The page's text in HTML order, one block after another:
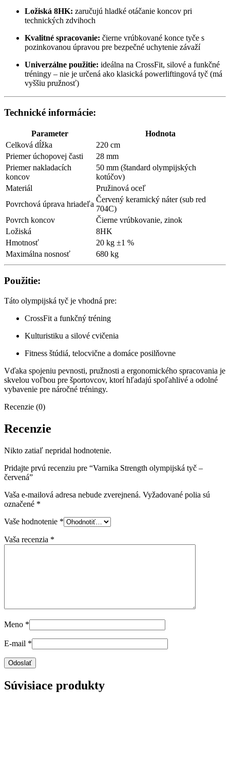
Ložiská 8HK: zaručujú hladké otáčanie koncov pri
technických zdvihoch
Kvalitné spracovanie: čierne vrúbkované konce tyče s
pozinkovanou úpravou pre bezpečné uchytenie závaží
Univerzálne použitie: ideálna na CrossFit, silové a funkčné
tréningy – nie je určená ako klasická powerliftingová tyč (má
vyššiu pružnosť)
Technické informácie:
Parameter
Hodnota
Celková dĺžka
220 cm
Priemer úchopovej časti
28 mm
Priemer nakladacích
koncov
50 mm (štandard olympijských
kotúčov)
Materiál
Pružinová oceľ
Povrchová úprava hriadeľa
Červený keramický náter (sub red
704C)
Povrch koncov
Čierne vrúbkovanie, zinok
Ložiská
8HK
Hmotnosť
20 kg ±1 %
Maximálna nosnosť
680 kg
Použitie:
Táto olympijská tyč je vhodná pre:
CrossFit a funkčný tréning
Kulturistiku a silové cvičenia
Fitness štúdiá, telocvične a domáce posilňovne
Vďaka spojeniu pevnosti, pružnosti a ergonomického spracovania je
skvelou voľbou pre športovcov, ktorí hľadajú spoľahlivé a odolné
vybavenie pre náročné tréningy.
Recenzie (0)
Recenzie
Nikto zatiaľ nepridal hodnotenie.
Pridajte prvú recenziu pre “Varnika Strength olympijská tyč –
červená”
Vaša e-mailová adresa nebude zverejnená. Vyžadované polia sú
označené *
Vaše hodnotenie *
Vaša recenzia *
Meno *
E-mail *
Súvisiace produkty